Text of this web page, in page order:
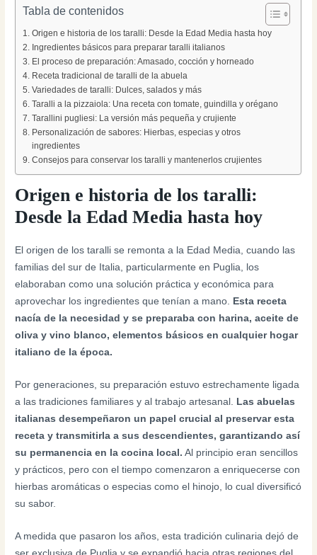
Tabla de contenidos
Origen e historia de los taralli: Desde la Edad Media hasta hoy
Ingredientes básicos para preparar taralli italianos
El proceso de preparación: Amasado, cocción y horneado
Receta tradicional de taralli de la abuela
Variedades de taralli: Dulces, salados y más
Taralli a la pizzaiola: Una receta con tomate, guindilla y orégano
Tarallini pugliesi: La versión más pequeña y crujiente
Personalización de sabores: Hierbas, especias y otros
ingredientes
Consejos para conservar los taralli y mantenerlos crujientes
Origen e historia de los taralli:
Desde la Edad Media hasta hoy
El origen de los taralli se remonta a la Edad Media, cuando las
familias del sur de Italia, particularmente en Puglia, los
elaboraban como una solución práctica y económica para
aprovechar los ingredientes que tenían a mano. Esta receta
nacía de la necesidad y se preparaba con harina, aceite de
oliva y vino blanco, elementos básicos en cualquier hogar
italiano de la época.
Por generaciones, su preparación estuvo estrechamente ligada
a las tradiciones familiares y al trabajo artesanal. Las abuelas
italianas desempeñaron un papel crucial al preservar esta
receta y transmitirla a sus descendientes, garantizando así
su permanencia en la cocina local. Al principio eran sencillos
y prácticos, pero con el tiempo comenzaron a enriquecerse con
hierbas aromáticas o especias como el hinojo, lo cual diversificó
su sabor.
A medida que pasaron los años, esta tradición culinaria dejó de